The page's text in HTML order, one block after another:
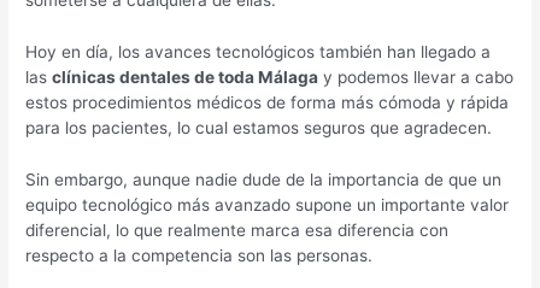
Hoy en día, los avances tecnológicos también han llegado a
lasclínicas dentales de toda Málaga y podemos llevar a cabo
estos procedimientos médicos de forma más cómoda y rápida
para los pacientes, lo cual estamos seguros que agradecen.
Sin embargo, aunque nadie dude de la importancia de que un
equipo tecnológico más avanzado supone un importante valor
diferencial, lo que realmente marca esa diferencia con
respecto a la competencia son las personas.